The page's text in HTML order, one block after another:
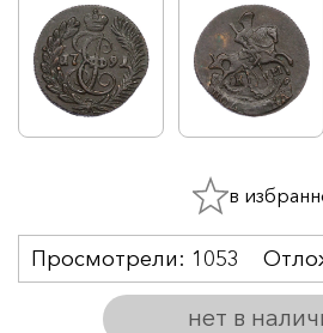
нет в
Просмотрели: 1053
в